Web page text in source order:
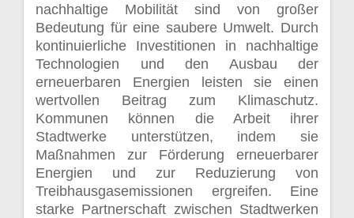
nachhaltige Mobilität sind von großer
Bedeutung für eine saubere Umwelt. Durch
kontinuierliche Investitionen in nachhaltige
Technologien und den Ausbau der
erneuerbaren Energien leisten sie einen
wertvollen Beitrag zum Klimaschutz.
Kommunen können die Arbeit ihrer
Stadtwerke unterstützen, indem sie
Maßnahmen zur Förderung erneuerbarer
Energien und zur Reduzierung von
Treibhausgasemissionen ergreifen. Eine
starke Partnerschaft zwischen Stadtwerken